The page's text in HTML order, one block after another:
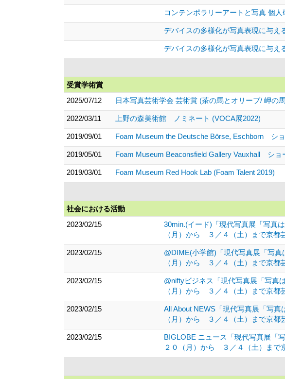
コンテンポラリーアートと写真 個
デバイスの多様化が写真表現に与え
デバイスの多様化が写真表現に与え
受賞学術賞
2025/07/12
日本写真芸術学会 芸術賞 (茶の馬とオリーブ/ 岬の
2022/03/11 上野の森美術館 ノミネート (VOCA展2022)
2019/09/01 Foam Museum the Deutsche Börse, Eschborn シ
2019/05/01 Foam Museum Beaconsfield Gallery Vauxhall シ
2019/03/01 Foam Museum Red Hook Lab (Foam Talent 2019)
社会における活動
2023/02/15
30min.(イード)「現代写真展「写
（月）から ３／４（土）まで京
2023/02/15
@DIME(小学館)「現代写真展「写
（月）から ３／４（土）まで京
2023/02/15
@niftyビジネス「現代写真展「写
（月）から ３／４（土）まで京
2023/02/15
All About NEWS「現代写真展「写
（月）から ３／４（土）まで京
2023/02/15
BIGLOBE ニュース「現代写真展
２０（月）から ３／４（土）ま